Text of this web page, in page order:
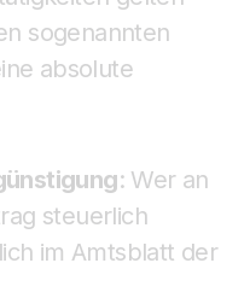
sogenannten
absolute
: Wer an
steuerlich
im Amtsblatt der